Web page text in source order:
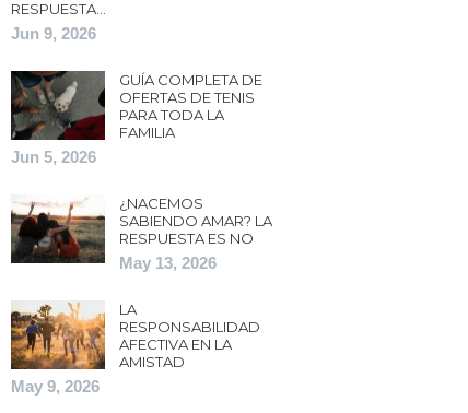
RESPUESTA…
Jun 9, 2026
GUÍA COMPLETA DE
OFERTAS DE TENIS
PARA TODA LA
FAMILIA
Jun 5, 2026
¿NACEMOS
SABIENDO AMAR? LA
RESPUESTA ES NO
May 13, 2026
LA
RESPONSABILIDAD
AFECTIVA EN LA
AMISTAD
May 9, 2026